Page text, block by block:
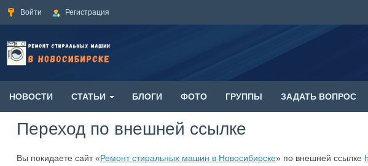
Войти Регистрация
НОВОСТИ СТАТЬИ БЛОГИ ФОТО ГРУППЫ ЗАДАТЬ ВОПРОС
Переход по внешней ссылке
Вы покидаете сайт «Ремонт стиральных машин в Новосибирске» по внешней ссылке